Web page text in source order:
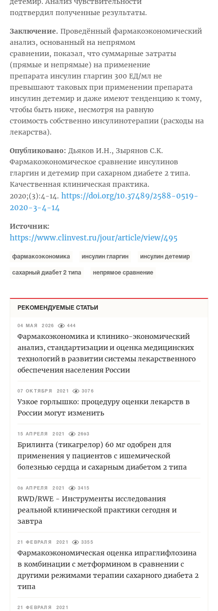
подтвердил полученные результаты.
Заключение. Проведённый фармакоэкономический
анализ, основанный на непрямом
сравнении, показал, что суммарные затраты
(прямые и непрямые) на применение
препарата инсулин гларгин 300 ЕД/мл не
превышают таковых при применении препарата
инсулин детемир и даже имеют тенденцию к тому,
чтобы быть ниже, несмотря на равную
стоимость собственно инсулинотерапии (расходы на
лекарства).
Опубликовано: Дьяков И.Н., Зырянов С.К.
Фармакоэкономическое сравнение инсулинов
гларгин и детемир при сахарном диабете 2 типа.
Качественная клиническая практика.
2020;(3):4-14. https://doi.org/10.37489/2588-0519-
2020-3-4-14
Источник:
https://www.clinvest.ru/jour/article/view/495
фармакоэкономика инсулин гларгин инсулин детемир
сахарный диабет 2 типа непрямое сравнение
РЕКОМЕНДУЕМЫЕ СТАТЬИ
04 МАЯ 2026 444
Фармакоэкономика и клинико-экономический
анализ, стандартизации и оценка медицинских
технологий в развитии системы лекарственного
обеспечения населения России
07 ОКТЯБРЯ 2021 3076
Узкое горлышко: процедуру оценки лекарств в
России могут изменить
15 АПРЕЛЯ 2021 2693
Брилинта (тикагрелор) 60 мг одобрен для
применения у пациентов с ишемической
болезнью сердца и сахарным диабетом 2 типа
08 АПРЕЛЯ 2021 3415
RWD/RWE - Инструменты исследования
реальной клинической практики сегодня и
завтра
21 ФЕВРАЛЯ 2021 3355
Фармакоэкономическая оценка ипраглифлозина
в комбинации с метформином в сравнении с
другими режимами терапии сахарного диабета 2
типа
21 ФЕВРАЛЯ 2021